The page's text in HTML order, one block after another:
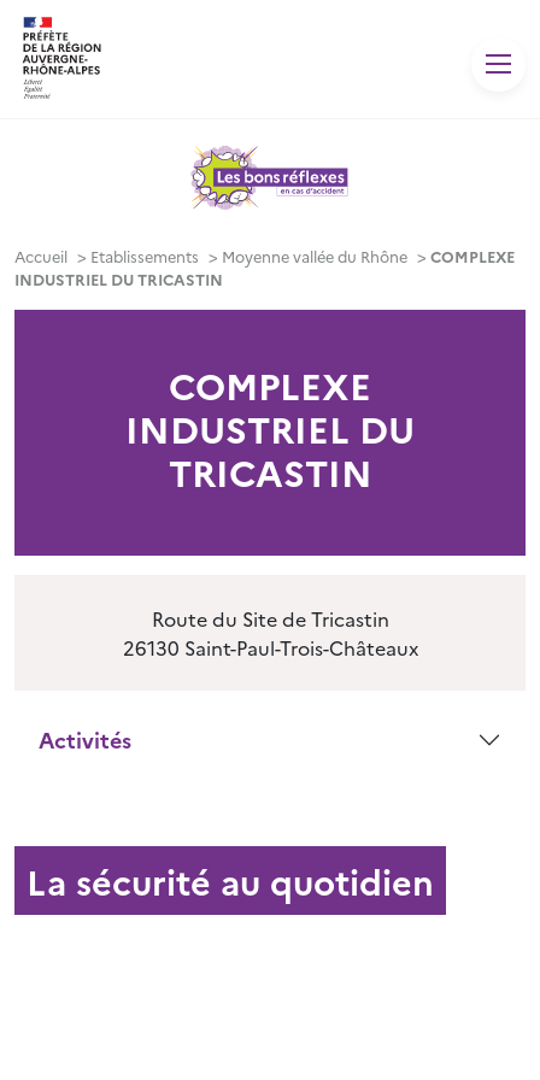
Accueil > Etablissements > Moyenne vallée du Rhône > COMPLEXE
INDUSTRIEL DU TRICASTIN
COMPLEXE
INDUSTRIEL DU
TRICASTIN
Route du Site de Tricastin
26130 Saint-Paul-Trois-Châteaux
Activités
La sécurité au quotidien
Panneau de gestion des cookies